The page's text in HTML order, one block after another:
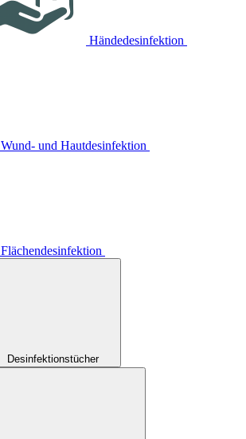
Händedesinfektion
Wund- und Hautdesinfektion
Flächendesinfektion
Desinfektionstücher